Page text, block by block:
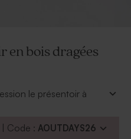
en bois dragées
le présentoir à
gravé du
Code : AOUTDAYS26